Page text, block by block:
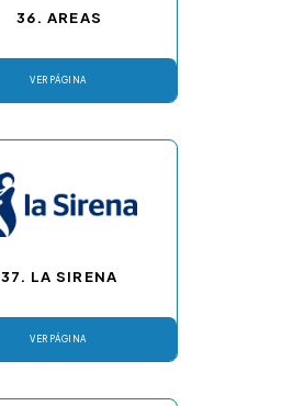
VER PÁGINA
36. AREAS
VER PÁGINA
37. LA SIRENA